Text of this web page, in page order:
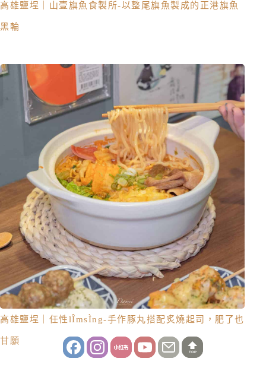
高雄鹽埕｜山壹旗魚食製所-以整尾旗魚製成的正港旗魚
黑輪
高雄鹽埕｜任性lÎmsÌng-手作豚丸搭配炙燒起司，肥了也
甘願
TOP